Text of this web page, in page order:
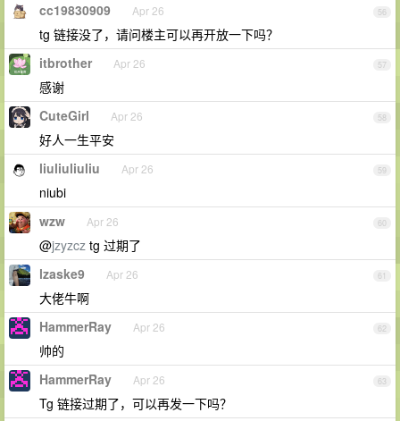
56
cc19830909 Apr 26
tg 链接没了，请问楼主可以再开放一下吗？
57
itbrother Apr 26
感谢
58
CuteGirl Apr 26
好人一生平安
59
liuliuliuliu Apr 26
niubi
60
wzw Apr 26
@jzyzcz tg 过期了
61
lzaske9 Apr 26
大佬牛啊
62
HammerRay Apr 26
帅的
63
HammerRay Apr 26
Tg 链接过期了，可以再发一下吗？